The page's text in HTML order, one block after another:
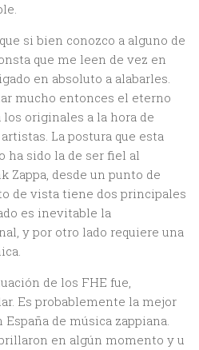
si bien conozco a alguno de
que me leen de vez en
en absoluto a alabarles.
mucho entonces el eterno
originales a la hora de
La postura que esta
ha sido la de ser fiel al
Zappa, desde un punto de
de vista tiene dos principales
es inevitable la
y por otro lado requiere una
de los FHE fue,
Es probablemente la mejor
de música zappiana.
en algún momento y u